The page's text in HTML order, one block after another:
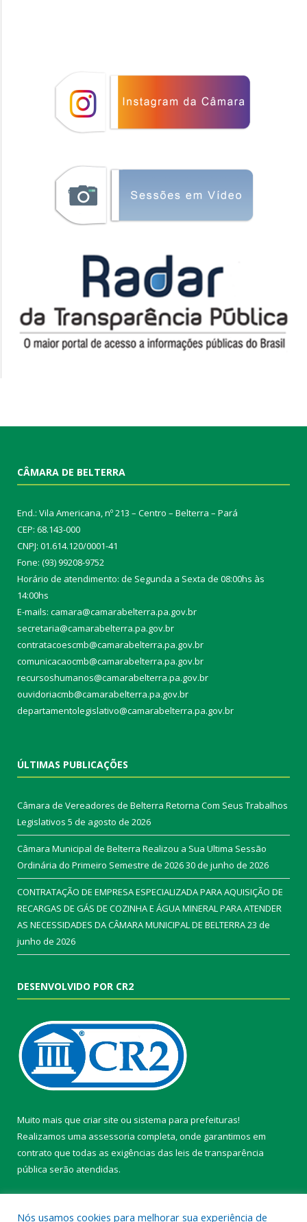
CÂMARA DE BELTERRA
End.: Vila Americana, nº 213 – Centro – Belterra – Pará
CEP: 68.143-000
CNPJ: 01.614.120/0001-41
Fone: (93) 99208-9752
Horário de atendimento: de Segunda a Sexta de 08:00hs às
14:00hs
E-mails: camara@camarabelterra.pa.gov.br
secretaria@camarabelterra.pa.gov.br
contratacoescmb@camarabelterra.pa.gov.br
comunicacaocmb@camarabelterra.pa.gov.br
recursoshumanos@camarabelterra.pa.gov.br
ouvidoriacmb@camarabelterra.pa.gov.br
departamentolegislativo@camarabelterra.pa.gov.br
ÚLTIMAS PUBLICAÇÕES
Câmara de Vereadores de Belterra Retorna Com Seus Trabalhos
Legislativos 5 de agosto de 2026
Câmara Municipal de Belterra Realizou a Sua Ultima Sessão
Ordinária do Primeiro Semestre de 202630 de junho de 2026
CONTRATAÇÃO DE EMPRESA ESPECIALIZADA PARA AQUISIÇÃO DE
RECARGAS DE GÁS DE COZINHA E ÁGUA MINERAL PARA ATENDER
AS NECESSIDADES DA CÂMARA MUNICIPAL DE BELTERRA23 de
junho de 2026
DESENVOLVIDO POR CR2
Muito mais que criar site ou sistema para prefeituras!
Realizamos uma assessoria completa, onde garantimos em
contrato que todas as exigências das leis de transparência
pública serão atendidas.
Nós usamos cookies para melhorar sua experiência de